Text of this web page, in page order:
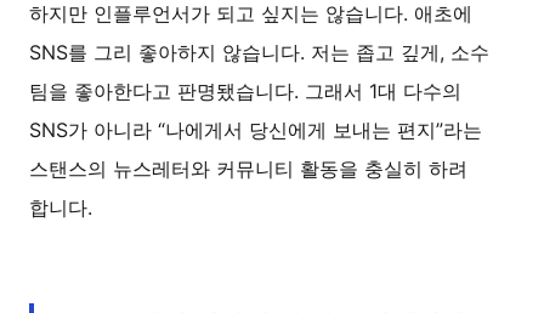
하지만 인플루언서가 되고 싶지는 않습니다. 애초에
SNS를 그리 좋아하지 않습니다. 저는 좁고 깊게, 소수
팀을 좋아한다고 판명됐습니다. 그래서 1대 다수의
SNS가 아니라 “나에게서 당신에게 보내는 편지”라는
스탠스의 뉴스레터와 커뮤니티 활동을 충실히 하려
합니다.